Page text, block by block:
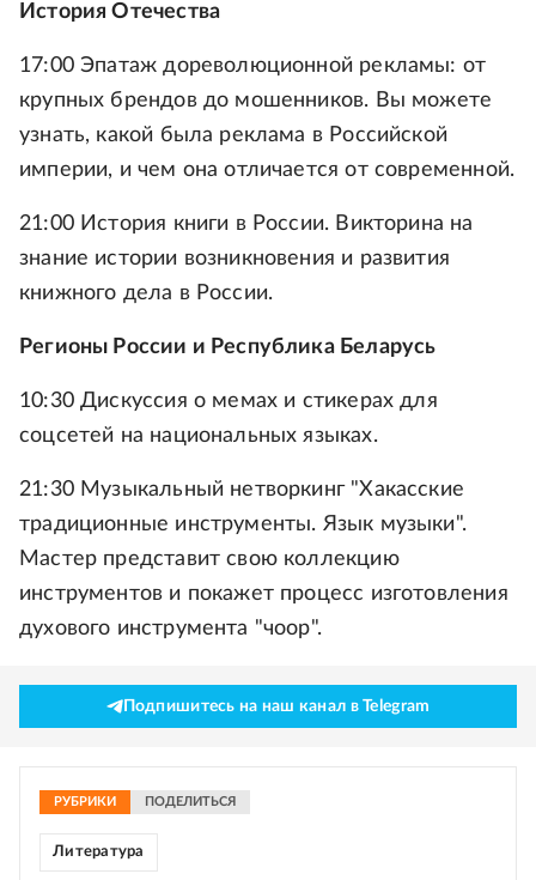
История Отечества
17:00 Эпатаж дореволюционной рекламы: от
крупных брендов до мошенников. Вы можете
узнать, какой была реклама в Российской
империи, и чем она отличается от современной.
21:00 История книги в России. Викторина на
знание истории возникновения и развития
книжного дела в России.
Регионы России и Республика Беларусь
10:30 Дискуссия о мемах и стикерах для
соцсетей на национальных языках.
21:30 Музыкальный нетворкинг "Хакасские
традиционные инструменты. Язык музыки".
Мастер представит свою коллекцию
инструментов и покажет процесс изготовления
духового инструмента "чоор".
Подпишитесь на наш канал в Telegram
РУБРИКИ ПОДЕЛИТЬСЯ
Литература